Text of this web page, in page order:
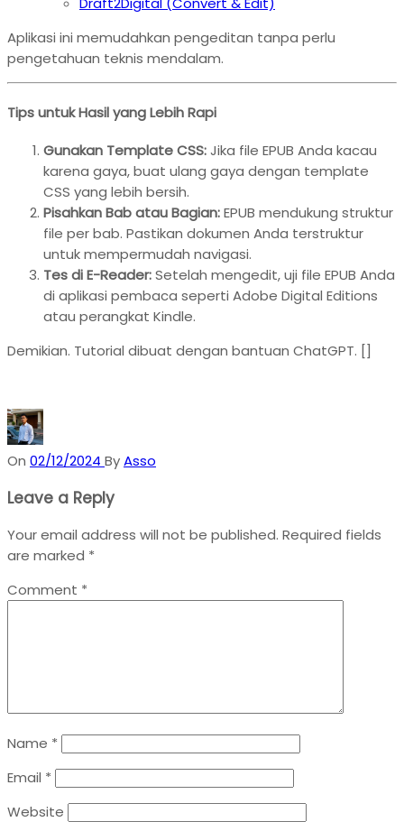
Aplikasi ini memudahkan pengeditan tanpa perlu
pengetahuan teknis mendalam.
Tips untuk Hasil yang Lebih Rapi
Gunakan Template CSS:Jika file EPUB Anda kacau
karena gaya, buat ulang gaya dengan template
CSS yang lebih bersih.
Pisahkan Bab atau Bagian:EPUB mendukung struktur
file per bab. Pastikan dokumen Anda terstruktur
untuk mempermudah navigasi.
Tes di E-Reader:Setelah mengedit, uji file EPUB Anda
di aplikasi pembaca seperti Adobe Digital Editions
atau perangkat Kindle.
Demikian. Tutorial dibuat dengan bantuan ChatGPT. []
On 02/12/2024 ByAsso
Leave a Reply
Your email address will not be published. Required fields
are marked *
Comment *
Name *
Email *
Website